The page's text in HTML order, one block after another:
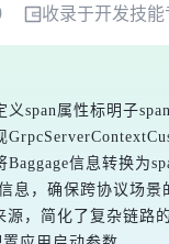
收录于开发技能
span属性标明子
Baggage信息转换为
息，确保跨协议场
源，简化了复杂链路